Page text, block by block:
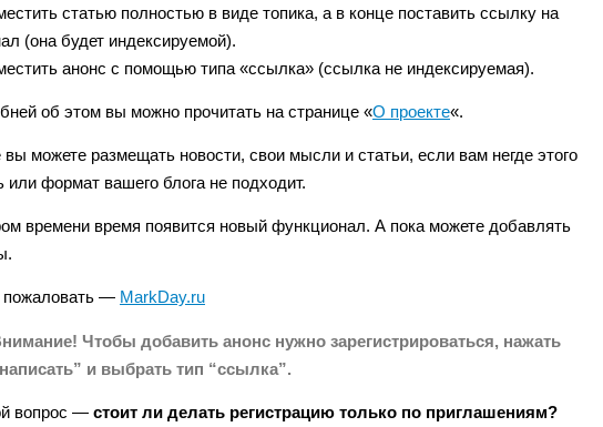
статью полностью в виде топика, а в конце поставить ссылку на
(она будет индексируемой).
анонс с помощью типа «ссылка» (ссылка не индексируемая).
об этом вы можно прочитать на странице «О проекте«.
вы можете размещать новости, свои мысли и статьи, если вам негде этого
или формат вашего блога не подходит.
времени время появится новый функционал. А пока можете добавлять
пожаловать — MarkDay.ru
Чтобы добавить анонс нужно зарегистрироваться, нажать
и выбрать тип “ссылка”.
вопрос — стоит ли делать регистрацию только по приглашениям?